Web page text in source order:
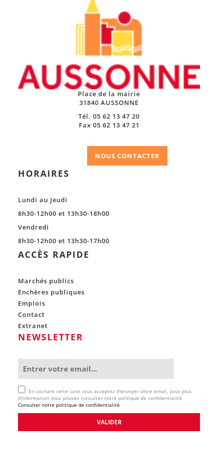
Place de la mairie
31840 AUSSONNE
Tél. 05 62 13 47 20
Fax 05 62 13 47 21
NOUS CONTACTER
HORAIRES
Lundi au Jeudi
8h30-12h00 et 13h30-18h00
Vendredi
8h30-12h00 et 13h30-17h00
ACCÈS RAPIDE
Marchés publics
Enchères publiques
Emplois
Contact
Extranet
NEWSLETTER
En cochant cette case vous acceptez d'envoyer votre email, pour plus
d'information vous pouvez consulter notre politique de confidentialité
Consulter notre politique de confidentialité